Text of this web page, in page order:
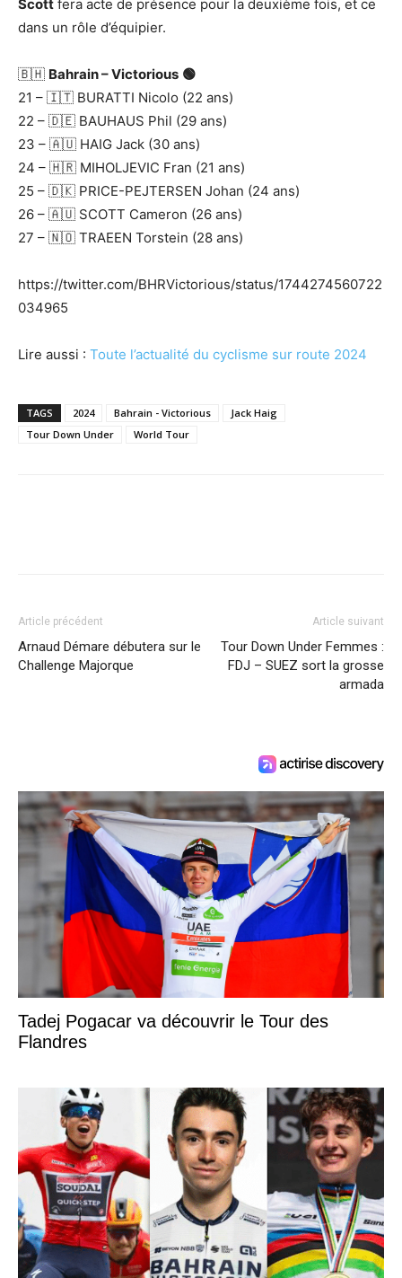
Scott fera acte de présence pour la deuxième fois, et ce
dans un rôle d’équipier.
🇧🇭 Bahrain – Victorious 🟢
21 – 🇮🇹 BURATTI Nicolo (22 ans)
22 – 🇩🇪 BAUHAUS Phil (29 ans)
23 – 🇦🇺 HAIG Jack (30 ans)
24 – 🇭🇷 MIHOLJEVIC Fran (21 ans)
25 – 🇩🇰 PRICE-PEJTERSEN Johan (24 ans)
26 – 🇦🇺 SCOTT Cameron (26 ans)
27 – 🇳🇴 TRAEEN Torstein (28 ans)
https://twitter.com/BHRVictorious/status/1744274560722
034965
Lire aussi : Toute l’actualité du cyclisme sur route 2024
TAGS 2024 Bahrain - Victorious
Jack Haig
Tour Down Under
World Tour
Article précédent
Arnaud Démare débutera sur le
Challenge Majorque
Article suivant
Tour Down Under Femmes :
FDJ – SUEZ sort la grosse
armada
Tadej Pogacar va découvrir le Tour des
Flandres